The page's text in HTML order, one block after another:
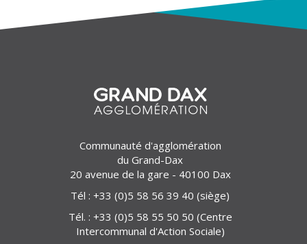
Communauté d'agglomération
du Grand-Dax
20 avenue de la gare - 40100 Dax
Tél : +33 (0)5 58 56 39 40 (siège)
Tél. : +33 (0)5 58 55 50 50 (Centre
Intercommunal d'Action Sociale)